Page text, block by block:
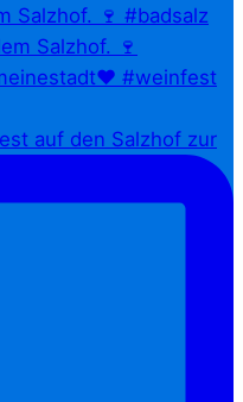
Salzhof. 🍷 #badsalz
auf den Salzhof zur